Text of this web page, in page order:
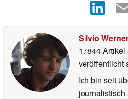
Silvio Werner
17844 Artikel
veröffentlicht
Ich bin seit
journalistisch